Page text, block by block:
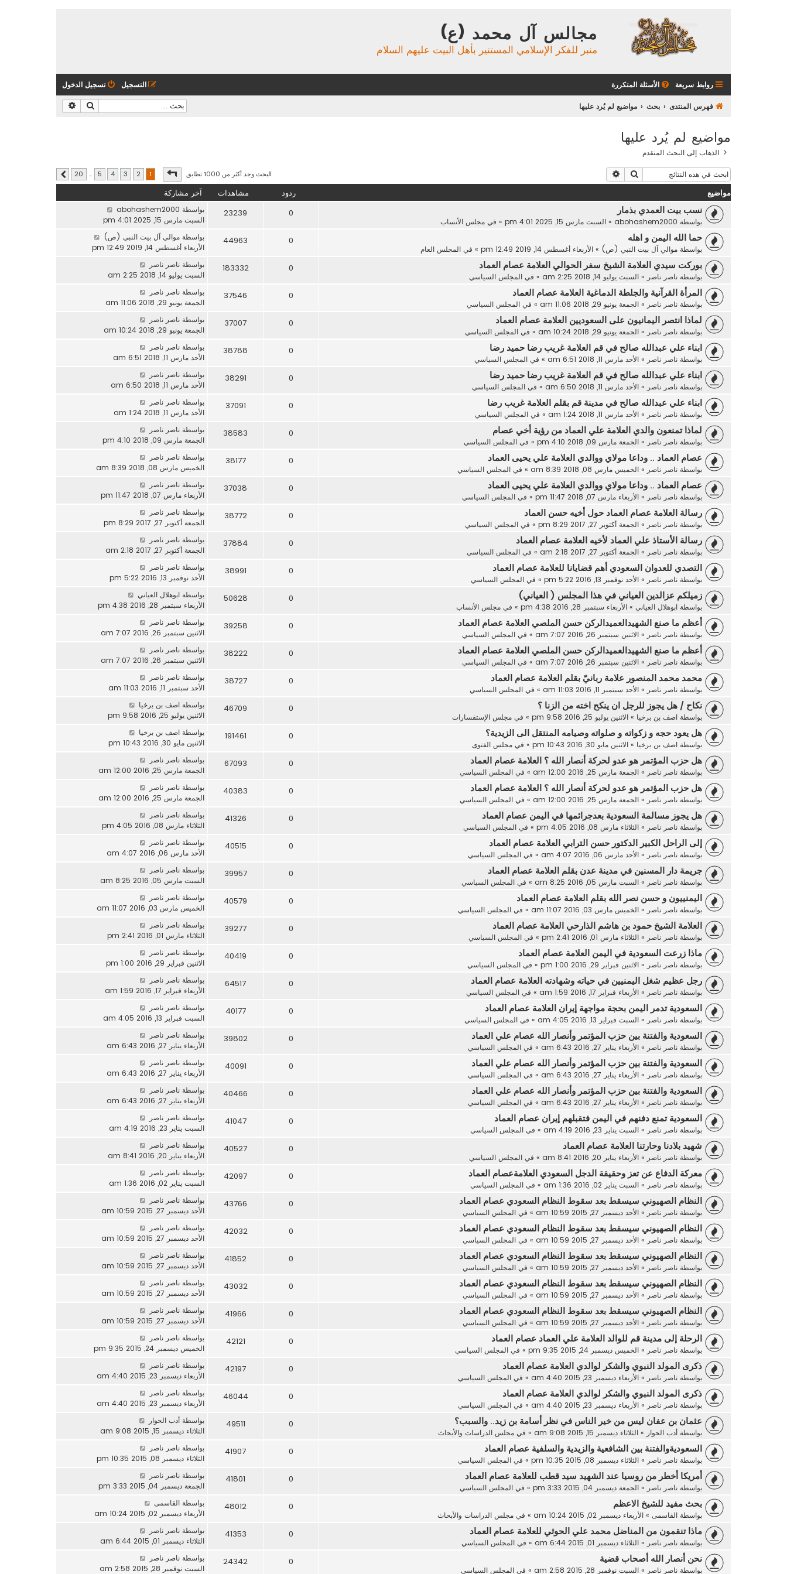
مجالس آل محمد (ع)
منبر للفكر الإسلامي المستنير بأهل البيت عليهم السلام
روابط سريعة الأسئلة المتكررة تسجيل الدخول التسجيل
فهرس المنتدى بحث مواضيع لم يُرد عليها بحث
مواضيع لم يُرد عليها
الذهاب إلى البحث المتقدم
بحث البحث وجد أكثر من 1000 تطابق صفحة من20
1
2
3
4
5
…
20 التالي
مواضيع ردود مشاهدات آخر مشاركة
نسب بيت العمدي بذمار
بواسطة abohashem2000
» السبت مارس 15, 2025 4:01 pm » في مجلس الأنساب
0
23239 بواسطة abohashem2000
السبت مارس 15, 2025 4:01 pm
حما الله اليمن و اهله
بواسطة موالي آل بيت النبي (ص) » الأربعاء أغسطس 14, 2019 12:49 pm » في المجلس العام
0
44963 بواسطة موالي آل بيت النبي (ص)
الأربعاء أغسطس 14, 2019 12:49 pm
بوركت سيدي العلامة الشيخ سفر الحوالي العلامة عصام العماد
بواسطة ناصر ناصر » السبت يوليو 14, 2018 2:25 am » في المجلس السياسي
0
183332 بواسطة ناصر ناصر
السبت يوليو 14, 2018 2:25 am
المرأة القرآنية والجلطة الدماغية العلامة عصام العماد
بواسطة ناصر ناصر » الجمعة يونيو 29, 2018 11:06 am » في المجلس السياسي
0
37546 بواسطة ناصر ناصر
الجمعة يونيو 29, 2018 11:06 am
لماذا انتصر اليمانيون على السعوديين العلامة عصام العماد
بواسطة ناصر ناصر » الجمعة يونيو 29, 2018 10:24 am » في المجلس السياسي
0
37007 بواسطة ناصر ناصر
الجمعة يونيو 29, 2018 10:24 am
ابناء علي عبدالله صالح في قم العلامة غريب رضا حميد رضا
بواسطة ناصر ناصر » الأحد مارس 11, 2018 6:51 am » في المجلس السياسي
0
38788 بواسطة ناصر ناصر
الأحد مارس 11, 2018 6:51 am
ابناء علي عبدالله صالح في قم العلامة غريب رضا حميد رضا
بواسطة ناصر ناصر » الأحد مارس 11, 2018 6:50 am » في المجلس السياسي
0
38291 بواسطة ناصر ناصر
الأحد مارس 11, 2018 6:50 am
ابناء علي عبدالله صالح في مدينة قم بقلم العلامة غريب رضا
بواسطة ناصر ناصر » الأحد مارس 11, 2018 1:24 am » في المجلس السياسي
0
37091 بواسطة ناصر ناصر
الأحد مارس 11, 2018 1:24 am
لماذا تمنعون والدي العلامة علي العماد من رؤية أخي عصام
بواسطة ناصر ناصر » الجمعة مارس 09, 2018 4:10 pm » في المجلس السياسي
0
38583 بواسطة ناصر ناصر
الجمعة مارس 09, 2018 4:10 pm
عصام العماد .. وداعا مولاي ووالدي العلامة علي يحيى العماد
بواسطة ناصر ناصر » الخميس مارس 08, 2018 8:39 am » في المجلس السياسي
0
38177 بواسطة ناصر ناصر
الخميس مارس 08, 2018 8:39 am
عصام العماد .. وداعا مولاي ووالدي العلامة علي يحيى العماد
بواسطة ناصر ناصر » الأربعاء مارس 07, 2018 11:47 pm » في المجلس السياسي
0
37038 بواسطة ناصر ناصر
الأربعاء مارس 07, 2018 11:47 pm
رسالة العلامة عصام العماد حول أخيه حسن العماد
بواسطة ناصر ناصر » الجمعة أكتوبر 27, 2017 8:29 pm » في المجلس السياسي
0
38772 بواسطة ناصر ناصر
الجمعة أكتوبر 27, 2017 8:29 pm
رسالة الأستاذ علي العماد لأخيه العلامة عصام العماد
بواسطة ناصر ناصر » الجمعة أكتوبر 27, 2017 2:18 am » في المجلس السياسي
0
37884 بواسطة ناصر ناصر
الجمعة أكتوبر 27, 2017 2:18 am
التصدي للعدوان السعودي أهم قضايانا للعلامة عصام العماد
بواسطة ناصر ناصر » الأحد نوفمبر 13, 2016 5:22 pm » في المجلس السياسي
0
38991 بواسطة ناصر ناصر
الأحد نوفمبر 13, 2016 5:22 pm
زميلكم عزالدين العياني في هذا المجلس ( العياني)
بواسطة ابوهلال العياني » الأربعاء سبتمبر 28, 2016 4:38 pm » في مجلس الأنساب
0
50628 بواسطة ابوهلال العياني
الأربعاء سبتمبر 28, 2016 4:38 pm
أعظم ما صنع الشهيدالعميدالركن حسن الملصي العلامة عصام العماد
بواسطة ناصر ناصر » الاثنين سبتمبر 26, 2016 7:07 am » في المجلس السياسي
0
39258 بواسطة ناصر ناصر
الاثنين سبتمبر 26, 2016 7:07 am
أعظم ما صنع الشهيدالعميدالركن حسن الملصي العلامة عصام العماد
بواسطة ناصر ناصر » الاثنين سبتمبر 26, 2016 7:07 am » في المجلس السياسي
0
38222 بواسطة ناصر ناصر
الاثنين سبتمبر 26, 2016 7:07 am
محمد محمد المنصور علامة ربانيّ بقلم العلامة عصام العماد
بواسطة ناصر ناصر » الأحد سبتمبر 11, 2016 11:03 am » في المجلس السياسي
0
38727 بواسطة ناصر ناصر
الأحد سبتمبر 11, 2016 11:03 am
نكاح / هل يجوز للرجل ان ينكح اخته من الزنا ؟
بواسطة اصف بن برخيا » الاثنين يوليو 25, 2016 9:58 pm » في مجلس الإستفسارات
0
46709 بواسطة اصف بن برخيا
الاثنين يوليو 25, 2016 9:58 pm
هل يعود حجه و زكواته و صلواته وصيامه المنتقل الى الزيدية؟
بواسطة اصف بن برخيا » الاثنين مايو 30, 2016 10:43 pm » في مجلس الفتوى
0
191461 بواسطة اصف بن برخيا
الاثنين مايو 30, 2016 10:43 pm
هل حزب المؤتمر هو عدو لحركة أنصار الله ؟ العلامة عصام العماد
بواسطة ناصر ناصر » الجمعة مارس 25, 2016 12:00 am » في المجلس السياسي
0
67093 بواسطة ناصر ناصر
الجمعة مارس 25, 2016 12:00 am
هل حزب المؤتمر هو عدو لحركة أنصار الله ؟ العلامة عصام العماد
بواسطة ناصر ناصر » الجمعة مارس 25, 2016 12:00 am » في المجلس السياسي
0
40383 بواسطة ناصر ناصر
الجمعة مارس 25, 2016 12:00 am
هل يجوز مسالمة السعودية بعدجرائمها في اليمن عصام العماد
بواسطة ناصر ناصر » الثلاثاء مارس 08, 2016 4:05 pm » في المجلس السياسي
0
41326 بواسطة ناصر ناصر
الثلاثاء مارس 08, 2016 4:05 pm
إلى الراحل الكبير الدكتور حسن الترابي العلامة عصام العماد
بواسطة ناصر ناصر » الأحد مارس 06, 2016 4:07 am » في المجلس السياسي
0
40515 بواسطة ناصر ناصر
الأحد مارس 06, 2016 4:07 am
جريمة دار المسنين في مدينة عدن بقلم العلامة عصام العماد
بواسطة ناصر ناصر » السبت مارس 05, 2016 8:25 am » في المجلس السياسي
0
39957 بواسطة ناصر ناصر
السبت مارس 05, 2016 8:25 am
اليمنييون و حسن نصر الله بقلم العلامة عصام العماد
بواسطة ناصر ناصر » الخميس مارس 03, 2016 11:07 am » في المجلس السياسي
0
40579 بواسطة ناصر ناصر
الخميس مارس 03, 2016 11:07 am
العلامة الشيخ حمود بن هاشم الذارحي العلامة عصام العماد
بواسطة ناصر ناصر » الثلاثاء مارس 01, 2016 2:41 pm » في المجلس السياسي
0
39277 بواسطة ناصر ناصر
الثلاثاء مارس 01, 2016 2:41 pm
ماذا زرعت السعودية في اليمن العلامة عصام العماد
بواسطة ناصر ناصر » الاثنين فبراير 29, 2016 1:00 pm » في المجلس السياسي
0
40419 بواسطة ناصر ناصر
الاثنين فبراير 29, 2016 1:00 pm
رجل عظيم شغل اليمنيين في حياته وشهادته العلامة عصام العماد
بواسطة ناصر ناصر » الأربعاء فبراير 17, 2016 1:59 am » في المجلس السياسي
0
64517 بواسطة ناصر ناصر
الأربعاء فبراير 17, 2016 1:59 am
السعودية تدمر اليمن بحجة مواجهة إيران العلامة عصام العماد
بواسطة ناصر ناصر » السبت فبراير 13, 2016 4:05 am » في المجلس السياسي
0
40177 بواسطة ناصر ناصر
السبت فبراير 13, 2016 4:05 am
السعودية والفتنة بين حزب المؤتمر وأنصار الله عصام علي العماد
بواسطة ناصر ناصر » الأربعاء يناير 27, 2016 6:43 am » في المجلس السياسي
0
39802 بواسطة ناصر ناصر
الأربعاء يناير 27, 2016 6:43 am
السعودية والفتنة بين حزب المؤتمر وأنصار الله عصام علي العماد
بواسطة ناصر ناصر » الأربعاء يناير 27, 2016 6:43 am » في المجلس السياسي
0
40091 بواسطة ناصر ناصر
الأربعاء يناير 27, 2016 6:43 am
السعودية والفتنة بين حزب المؤتمر وأنصار الله عصام علي العماد
بواسطة ناصر ناصر » الأربعاء يناير 27, 2016 6:43 am » في المجلس السياسي
0
40466 بواسطة ناصر ناصر
الأربعاء يناير 27, 2016 6:43 am
السعودية تمنع دفنهم في اليمن فتقبلهم إيران عصام العماد
بواسطة ناصر ناصر » السبت يناير 23, 2016 4:19 am » في المجلس السياسي
0
41047 بواسطة ناصر ناصر
السبت يناير 23, 2016 4:19 am
شهيد بلادنا وحارتنا العلامة عصام العماد
بواسطة ناصر ناصر » الأربعاء يناير 20, 2016 8:41 am » في المجلس السياسي
0
40527 بواسطة ناصر ناصر
الأربعاء يناير 20, 2016 8:41 am
معركة الدفاع عن تعز وحقيقة الدجل السعودي العلامةعصام العماد
بواسطة ناصر ناصر » السبت يناير 02, 2016 1:36 am » في المجلس السياسي
0
42097 بواسطة ناصر ناصر
السبت يناير 02, 2016 1:36 am
النظام الصهيوني سيسقط بعد سقوط النظام السعودي عصام العماد
بواسطة ناصر ناصر » الأحد ديسمبر 27, 2015 10:59 am » في المجلس السياسي
0
43766 بواسطة ناصر ناصر
الأحد ديسمبر 27, 2015 10:59 am
النظام الصهيوني سيسقط بعد سقوط النظام السعودي عصام العماد
بواسطة ناصر ناصر » الأحد ديسمبر 27, 2015 10:59 am » في المجلس السياسي
0
42032 بواسطة ناصر ناصر
الأحد ديسمبر 27, 2015 10:59 am
النظام الصهيوني سيسقط بعد سقوط النظام السعودي عصام العماد
بواسطة ناصر ناصر » الأحد ديسمبر 27, 2015 10:59 am » في المجلس السياسي
0
41852 بواسطة ناصر ناصر
الأحد ديسمبر 27, 2015 10:59 am
النظام الصهيوني سيسقط بعد سقوط النظام السعودي عصام العماد
بواسطة ناصر ناصر » الأحد ديسمبر 27, 2015 10:59 am » في المجلس السياسي
0
43032 بواسطة ناصر ناصر
الأحد ديسمبر 27, 2015 10:59 am
النظام الصهيوني سيسقط بعد سقوط النظام السعودي عصام العماد
بواسطة ناصر ناصر » الأحد ديسمبر 27, 2015 10:59 am » في المجلس السياسي
0
41966 بواسطة ناصر ناصر
الأحد ديسمبر 27, 2015 10:59 am
الرحلة إلى مدينة قم للوالد العلامة علي العماد عصام العماد
بواسطة ناصر ناصر » الخميس ديسمبر 24, 2015 9:35 pm » في المجلس السياسي
0
42121 بواسطة ناصر ناصر
الخميس ديسمبر 24, 2015 9:35 pm
ذكرى المولد النبوي والشكر لوالدي العلامة عصام العماد
بواسطة ناصر ناصر » الأربعاء ديسمبر 23, 2015 4:40 am » في المجلس السياسي
0
42197 بواسطة ناصر ناصر
الأربعاء ديسمبر 23, 2015 4:40 am
ذكرى المولد النبوي والشكر لوالدي العلامة عصام العماد
بواسطة ناصر ناصر » الأربعاء ديسمبر 23, 2015 4:40 am » في المجلس السياسي
0
46044 بواسطة ناصر ناصر
الأربعاء ديسمبر 23, 2015 4:40 am
عثمان بن عفان ليس من خير الناس في نظر أسامة بن زيد.. والسبب؟
بواسطة أدب الحوار » الثلاثاء ديسمبر 15, 2015 9:08 am » في مجلس الدراسات والأبحاث
0
49511 بواسطة أدب الحوار
الثلاثاء ديسمبر 15, 2015 9:08 am
السعوديةوالفتنة بين الشافعية والزيدية والسلفية عصام العماد
بواسطة ناصر ناصر » الثلاثاء ديسمبر 08, 2015 10:35 pm » في المجلس السياسي
0
41907 بواسطة ناصر ناصر
الثلاثاء ديسمبر 08, 2015 10:35 pm
أمريكا أخطر من روسيا عند الشهيد سيد قطب للعلامة عصام العماد
بواسطة ناصر ناصر » الجمعة ديسمبر 04, 2015 3:33 pm » في المجلس السياسي
0
41801 بواسطة ناصر ناصر
الجمعة ديسمبر 04, 2015 3:33 pm
بحث مفيد للشيخ الاعظم
بواسطة القاسمى » الأربعاء ديسمبر 02, 2015 10:24 am » في مجلس الدراسات والأبحاث
0
48012 بواسطة القاسمى
الأربعاء ديسمبر 02, 2015 10:24 am
ماذا تنقمون من المناضل محمد علي الحوثي للعلامة عصام العماد
بواسطة ناصر ناصر » الثلاثاء ديسمبر 01, 2015 6:44 am » في المجلس السياسي
0
41353 بواسطة ناصر ناصر
الثلاثاء ديسمبر 01, 2015 6:44 am
نحن أنصار الله أصحاب قضية
بواسطة ناصر ناصر » السبت نوفمبر 28, 2015 2:58 am » في المجلس السياسي
0
24342 بواسطة ناصر ناصر
السبت نوفمبر 28, 2015 2:58 am